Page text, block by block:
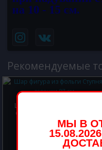
на 10 - 15 см.
Рекомендуемые
Шар фигура из фольги
Ступня девочки 97 см.
900.00 р.МЫ В